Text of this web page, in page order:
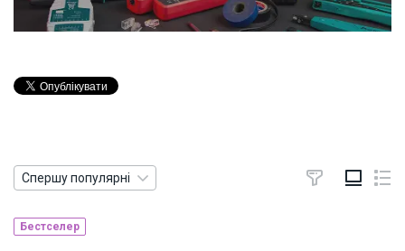
Спершу популярні
Бестселер